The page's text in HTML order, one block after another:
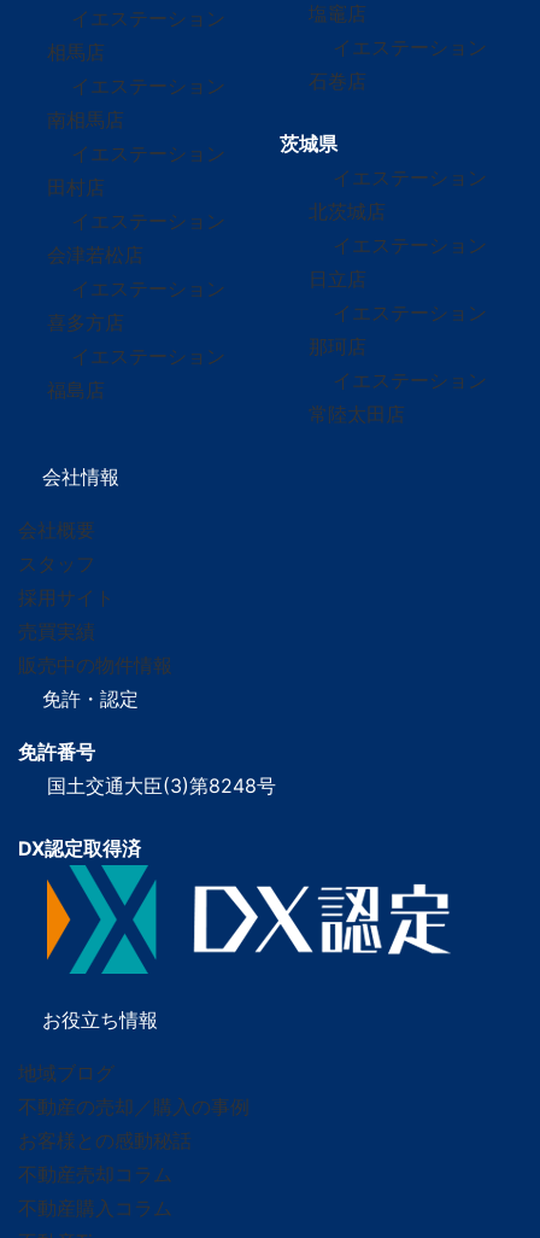
イエステーション
相馬店
イエステーション
南相馬店
イエステーション
田村店
イエステーション
会津若松店
イエステーション
喜多方店
イエステーション
福島店
塩竈店
イエステーション
石巻店
茨城県
イエステーション
北茨城店
イエステーション
日立店
イエステーション
那珂店
イエステーション
常陸太田店
会社情報
会社概要
スタッフ
採用サイト
売買実績
販売中の物件情報
免許・認定
免許番号
国土交通大臣(3)第8248号
DX認定取得済
お役立ち情報
地域ブログ
不動産の売却／購入の事例
お客様との感動秘話
不動産売却コラム
不動産購入コラム